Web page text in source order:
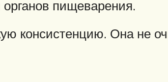
пищеварения.
консистенцию. Она не